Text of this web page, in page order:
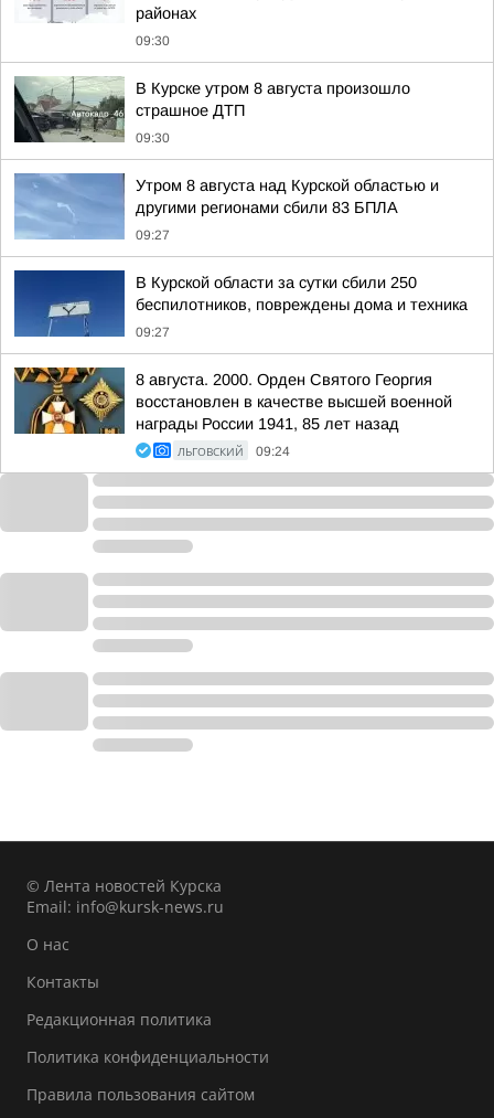
районах
09:30
В Курске утром 8 августа произошло
страшное ДТП
09:30
Утром 8 августа над Курской областью и
другими регионами сбили 83 БПЛА
09:27
В Курской области за сутки сбили 250
беспилотников, повреждены дома и техника
09:27
8 августа. 2000. Орден Святого Георгия
восстановлен в качестве высшей военной
награды России 1941, 85 лет назад
ЛЬГОВСКИЙ 09:24
© Лента новостей Курска
Email: info@kursk-news.ru
О нас
Контакты
Редакционная политика
Политика конфиденциальности
Правила пользования сайтом